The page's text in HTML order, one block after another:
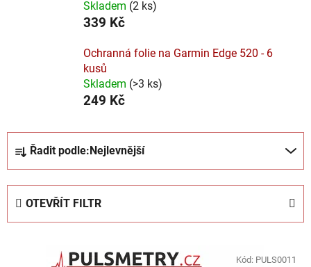
Skladem (2 ks)
339 Kč
Ochranná folie na Garmin Edge 520 - 6
kusů
Skladem (>3 ks)
249 Kč
Řadit podle:Nejlevnější
OTEVŘÍT FILTR
Kód: PULS0011